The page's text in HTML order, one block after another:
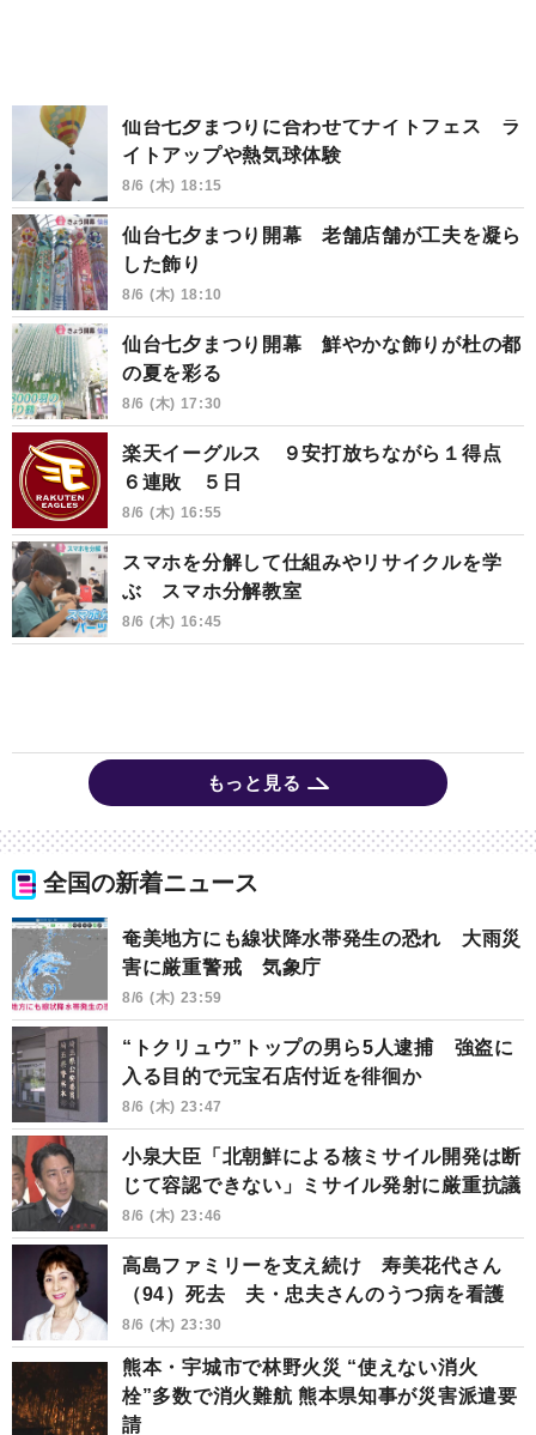
仙台七夕まつりに合わせてナイトフェス ラ
イトアップや熱気球体験
8/6 (木) 18:15
仙台七夕まつり開幕 老舗店舗が工夫を凝ら
した飾り
8/6 (木) 18:10
仙台七夕まつり開幕 鮮やかな飾りが杜の都
の夏を彩る
8/6 (木) 17:30
楽天イーグルス ９安打放ちながら１得点
６連敗 ５日
8/6 (木) 16:55
スマホを分解して仕組みやリサイクルを学
ぶ スマホ分解教室
8/6 (木) 16:45
もっと見る
全国の新着ニュース
奄美地方にも線状降水帯発生の恐れ 大雨災
害に厳重警戒 気象庁
8/6 (木) 23:59
“トクリュウ”トップの男ら5人逮捕 強盗に
入る目的で元宝石店付近を徘徊か
8/6 (木) 23:47
小泉大臣「北朝鮮による核ミサイル開発は断
じて容認できない」ミサイル発射に厳重抗議
8/6 (木) 23:46
高島ファミリーを支え続け 寿美花代さん
（94）死去 夫・忠夫さんのうつ病を看護
8/6 (木) 23:30
熊本・宇城市で林野火災 “使えない消火
栓”多数で消火難航 熊本県知事が災害派遣要
請